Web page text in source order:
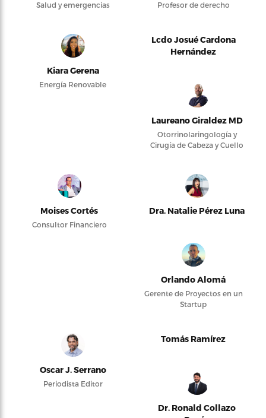
Salud y emergencias Profesor de derecho
Kiara Gerena
Energía Renovable
Lcdo Josué Cardona
Hernández
Laureano Giraldez MD
Otorrinolaringología y
Cirugía de Cabeza y Cuello
Moises Cortés
Consultor Financiero
Dra. Natalie Pérez Luna
Orlando Alomá
Gerente de Proyectos en un
Startup
Oscar J. Serrano
Periodista Editor
Tomás Ramírez
Dr. Ronald Collazo